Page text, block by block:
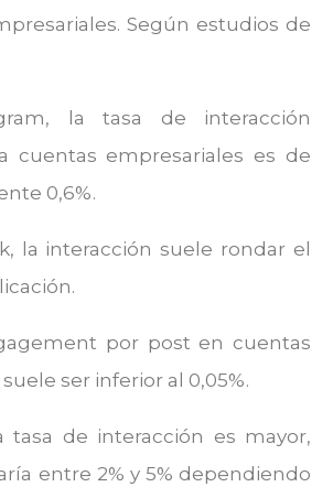
Según estudios de
la tasa de interacción
cuentas empresariales es de
0,6%.
la interacción suele rondar el
por post en cuentas
ser inferior al 0,05%.
tasa de interacción es mayor,
entre 2% y 5% dependiendo